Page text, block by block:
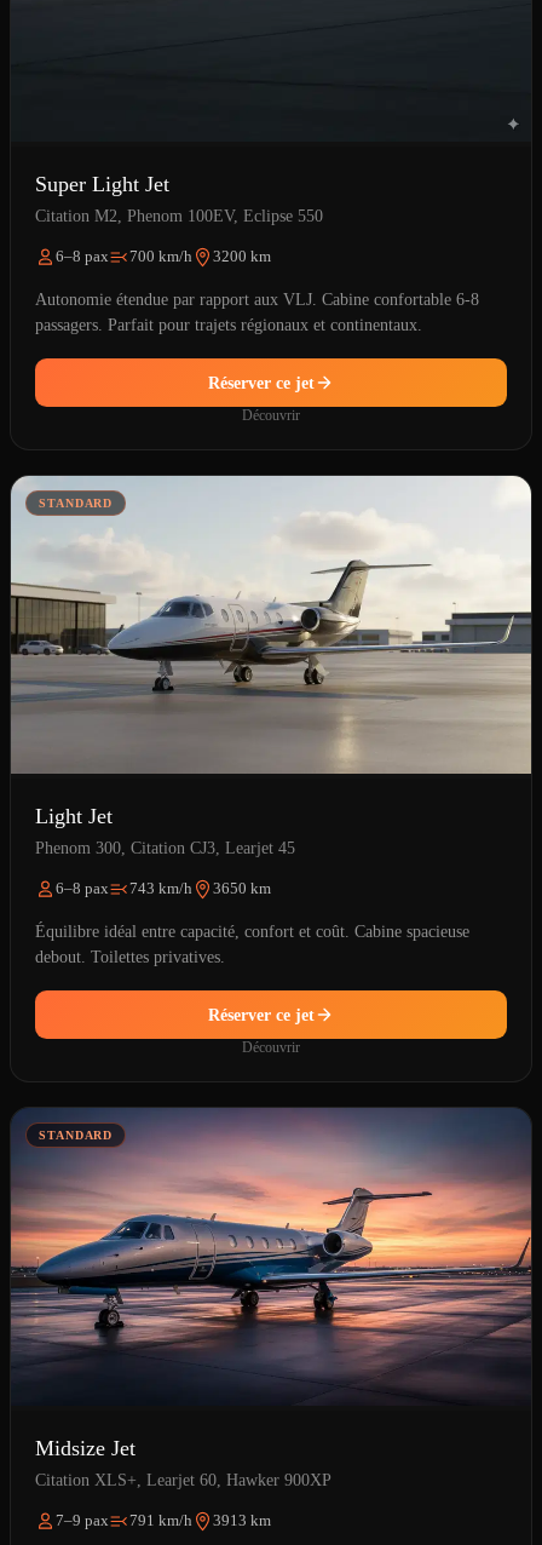
Super Light Jet
Citation M2, Phenom 100EV, Eclipse 550
6–8 pax 700 km/h 3200 km
Autonomie étendue par rapport aux VLJ. Cabine confortable 6-8
passagers. Parfait pour trajets régionaux et continentaux.
Réserver ce jet
Découvrir
STANDARD
Light Jet
Phenom 300, Citation CJ3, Learjet 45
6–8 pax 743 km/h 3650 km
Équilibre idéal entre capacité, confort et coût. Cabine spacieuse
debout. Toilettes privatives.
Réserver ce jet
Découvrir
STANDARD
Midsize Jet
Citation XLS+, Learjet 60, Hawker 900XP
7–9 pax 791 km/h 3913 km